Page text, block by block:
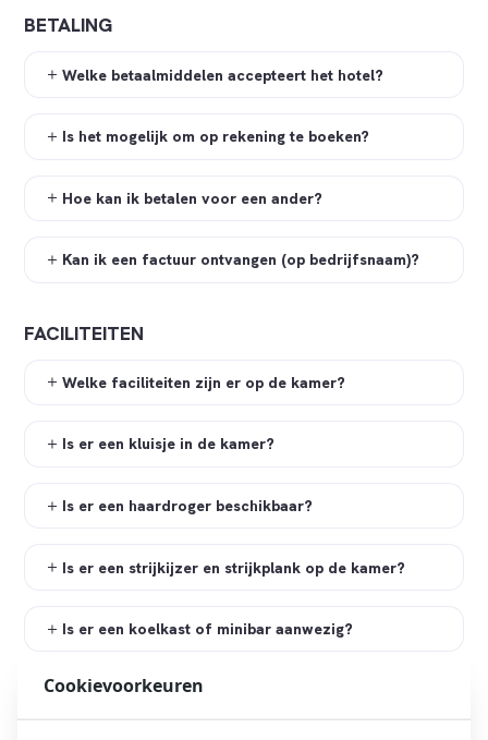
BETALING
Welke betaalmiddelen accepteert het hotel?
Is het mogelijk om op rekening te boeken?
Hoe kan ik betalen voor een ander?
Kan ik een factuur ontvangen (op bedrijfsnaam)?
FACILITEITEN
Welke faciliteiten zijn er op de kamer?
Is er een kluisje in de kamer?
Is er een haardroger beschikbaar?
Is er een strijkijzer en strijkplank op de kamer?
Is er een koelkast of minibar aanwezig?
Is er een adapter beschikbaar?
Cookievoorkeuren